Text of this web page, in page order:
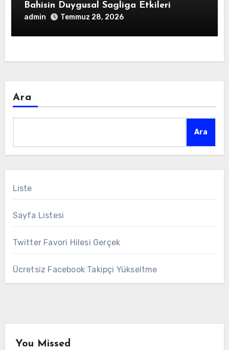
Bahisin Duygusal Sagliga Etkileri
admin Temmuz 28, 2026
Ara
Ara
Liste
Sayfa Listesi
Twitter Favori Hilesi Gerçek
Ücretsiz Facebook Takipçi Yükseltme
You Missed